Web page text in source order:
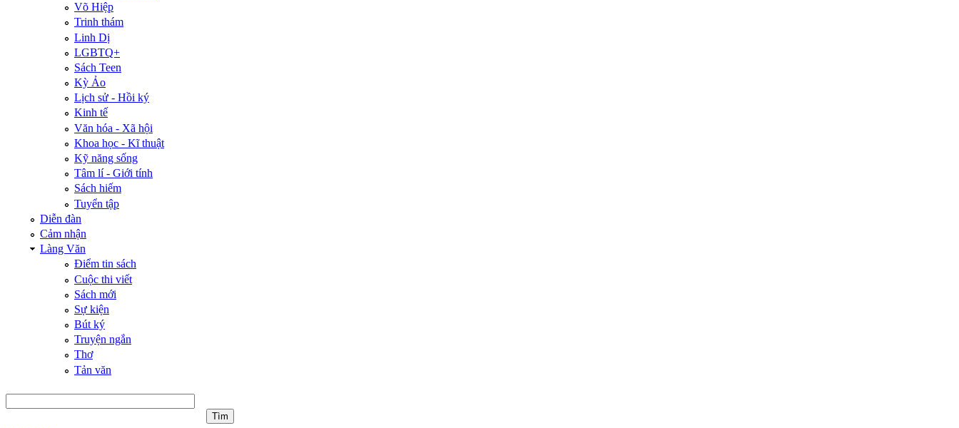
Võ Hiệp
Trinh thám
Linh Dị
LGBTQ+
Sách Teen
Kỳ Ảo
Lịch sử - Hồi ký
Kinh tế
Văn hóa - Xã hội
Khoa học - Kĩ thuật
Kỹ năng sống
Tâm lí - Giới tính
Sách hiếm
Tuyển tập
Diễn đàn
Cảm nhận
Làng Văn
Điểm tin sách
Cuộc thi viết
Sách mới
Sự kiện
Bút ký
Truyện ngắn
Thơ
Tản văn